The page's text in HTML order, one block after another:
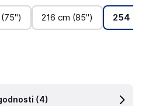
(75") 216 cm (85") 254
(4)